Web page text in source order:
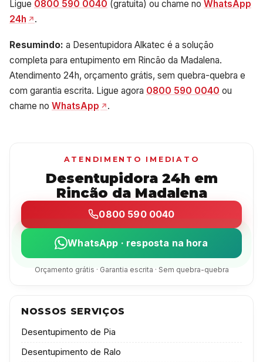
Ligue 0800 590 0040 (gratuita) ou chame no WhatsApp
24h
.
Resumindo: a Desentupidora Alkatec é a solução
completa para entupimento em Rincão da Madalena.
Atendimento 24h, orçamento grátis, sem quebra-quebra e
com garantia escrita. Ligue agora 0800 590 0040 ou
chame no WhatsApp .
ATENDIMENTO IMEDIATO
Desentupidora 24h em
Rincão da Madalena
0800 590 0040
WhatsApp · resposta na hora
Orçamento grátis · Garantia escrita · Sem quebra-quebra
NOSSOS SERVIÇOS
Desentupimento de Pia
Desentupimento de Ralo